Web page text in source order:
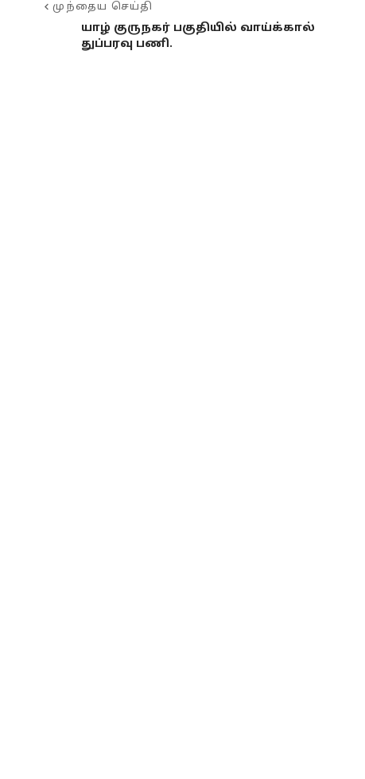
முந்தைய செய்தி
யாழ் குருநகர் பகுதியில் வாய்க்கால்
துப்பரவு பணி.